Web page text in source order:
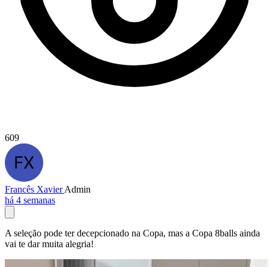
609
Francês XavierAdmin
há 4 semanas
A seleção pode ter decepcionado na Copa, mas a Copa 8balls ainda
vai te dar muita alegria!